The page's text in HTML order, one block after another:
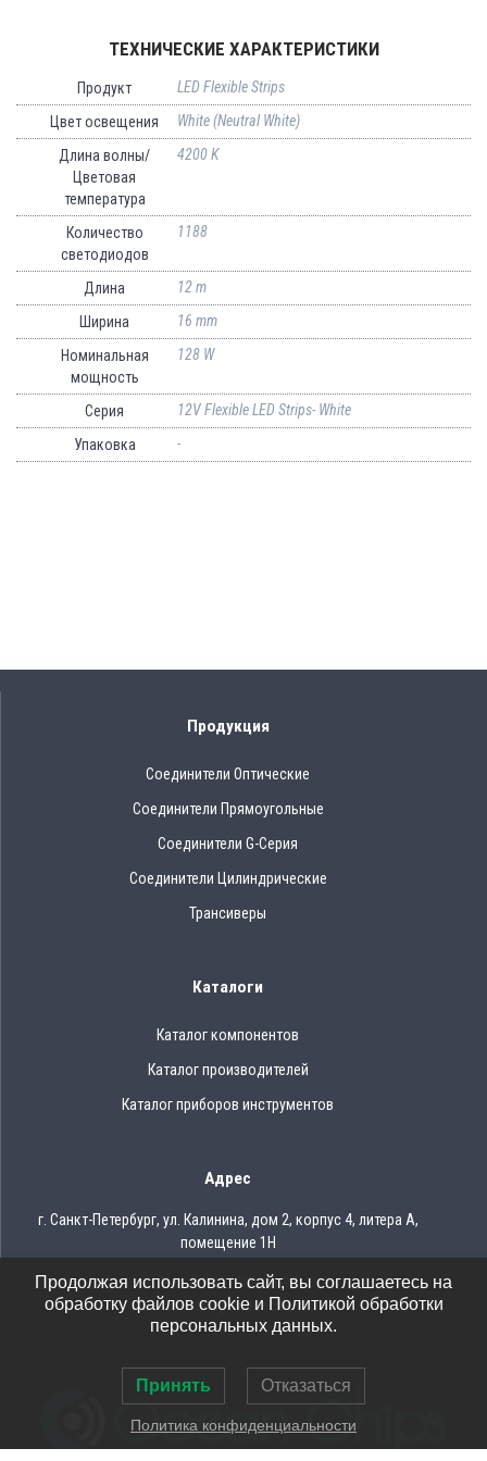
ТЕХНИЧЕСКИЕ ХАРАКТЕРИСТИКИ
Продукт
LED Flexible Strips
Цвет освещения
White (Neutral White)
Длина волны/
Цветовая
температура
4200 K
Количество
светодиодов
1188
Длина
12 m
Ширина
16 mm
Номинальная
мощность
128 W
Серия
12V Flexible LED Strips- White
Упаковка
-
Продукция
Соединители Оптические
Соединители Прямоугольные
Соединители G-Серия
Соединители Цилиндрические
Трансиверы
Каталоги
Каталог компонентов
Каталог производителей
Каталог приборов инструментов
Адрес
г. Санкт-Петербург, ул. Калинина, дом 2, корпус 4, литера А,
помещение 1Н
Тел.: 8 (812) 309-75-97
Email: ocean@oceanchips.ru
Продолжая использовать сайт, вы соглашаетесь на
обработку файлов cookie и Политикой обработки
персональных данных.
Принять Отказаться
Политика конфиденциальности